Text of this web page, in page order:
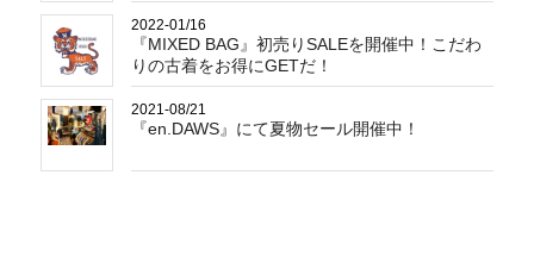
2022-01/16
『MIXED BAG』初売りSALEを開催中！こだわ
りの古着をお得にGETだ！
2021-08/21
『en.DAWS』にて夏物セール開催中！